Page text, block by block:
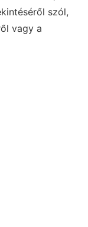
szól,
vagy a